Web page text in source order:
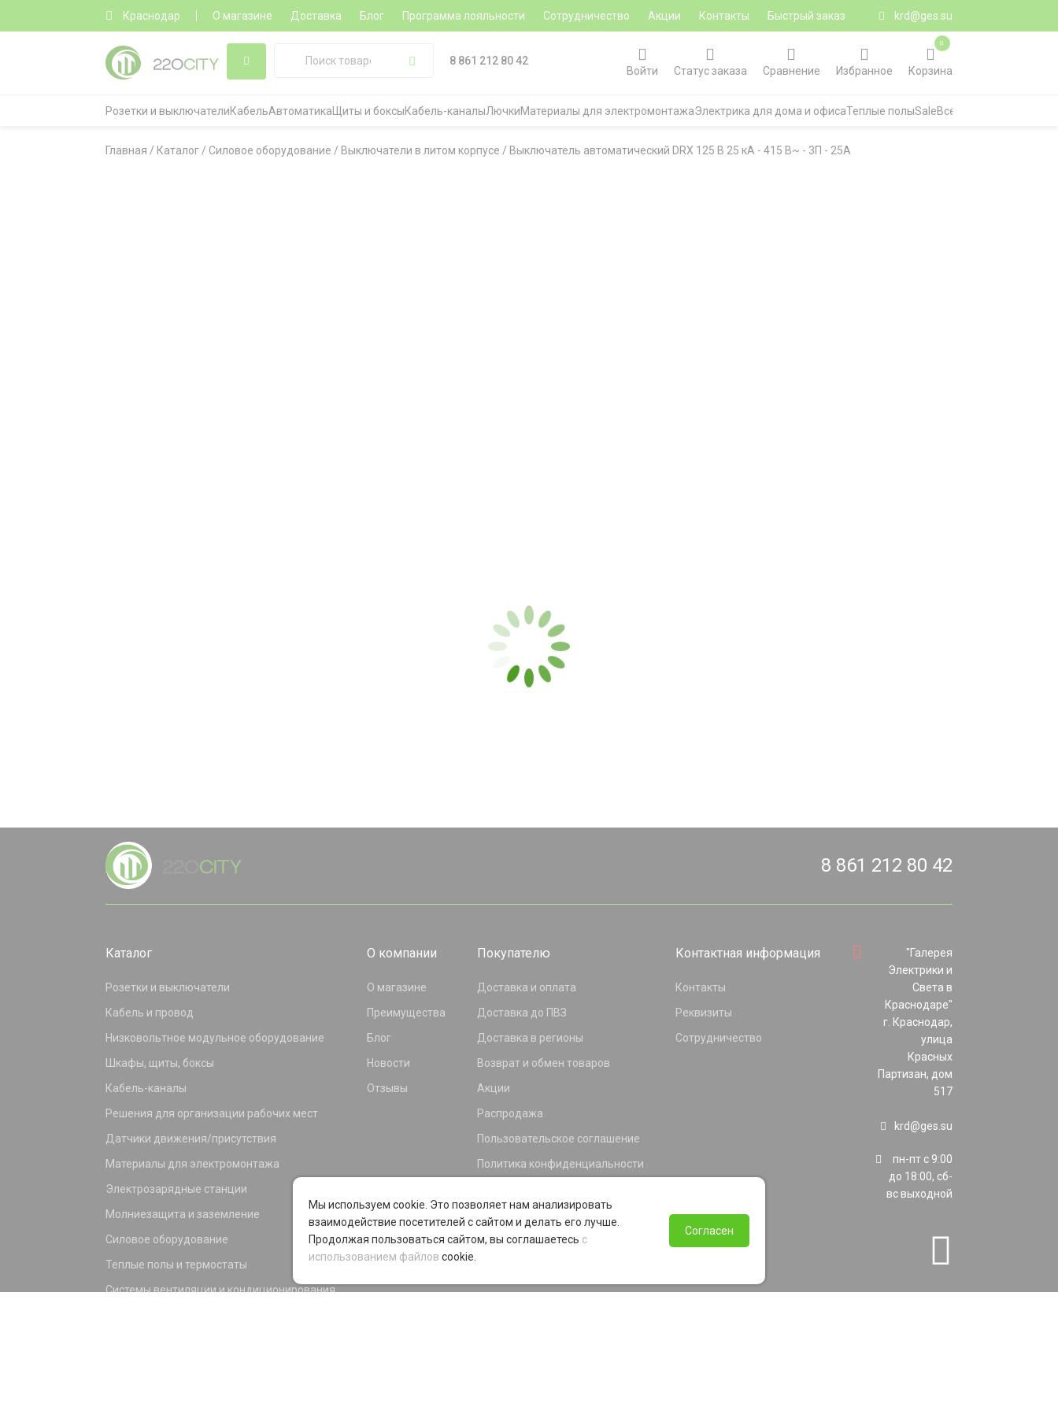
Краснодар О магазине Доставка Блог Программа лояльности Сотрудничество Акции Контакты Быстрый заказ krd@ges.su
8 861 212 80 42
Войти
Статус заказа Сравнение Избранное Корзина
0
Розетки и выключателиКабельАвтоматика Щиты и боксыКабель-каналыЛючкиМатериалы для электромонтажаЭлектрика для дома и офисаТеплые полыSaleВсе категории
Главная / Каталог / Силовое оборудование / Выключатели в литом корпусе / Выключатель автоматический DRX 125 B 25 кА - 415 В~ - 3П - 25A
8 861 212 80 42
Каталог
Розетки и выключатели
Кабель и провод
Низковольтное модульное оборудование
Шкафы, щиты, боксы
Кабель-каналы
Решения для организации рабочих мест
Датчики движения/присутствия
Материалы для электромонтажа
Электрозарядные станции
Молниезащита и заземление
Силовое оборудование
Теплые полы и термостаты
Системы вентиляции и кондиционирования
О компании
О магазине
Преимущества
Блог
Новости
Отзывы
Покупателю
Доставка и оплата
Доставка до ПВЗ
Доставка в регионы
Возврат и обмен товаров
Акции
Распродажа
Пользовательское соглашение
Политика конфиденциальности
Программа лояльности
Контактная информация
Контакты
Реквизиты
Сотрудничество
"Галерея
Электрики и
Света в
Краснодаре"
г. Краснодар,
улица
Красных
Партизан, дом
517
krd@ges.su
пн-пт с 9:00
до 18:00, сб-
вс выходной
Мы используем cookie. Это позволяет нам анализировать
взаимодействие посетителей с сайтом и делать его лучше.
Продолжая пользоваться сайтом, вы соглашаетесь с
использованием файлов cookie.
Согласен